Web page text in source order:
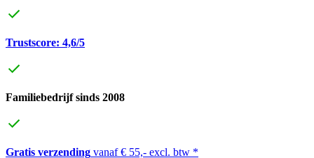
Trustscore: 4,6/5
Familiebedrijf sinds 2008
Gratis verzending vanaf € 55,- excl. btw *